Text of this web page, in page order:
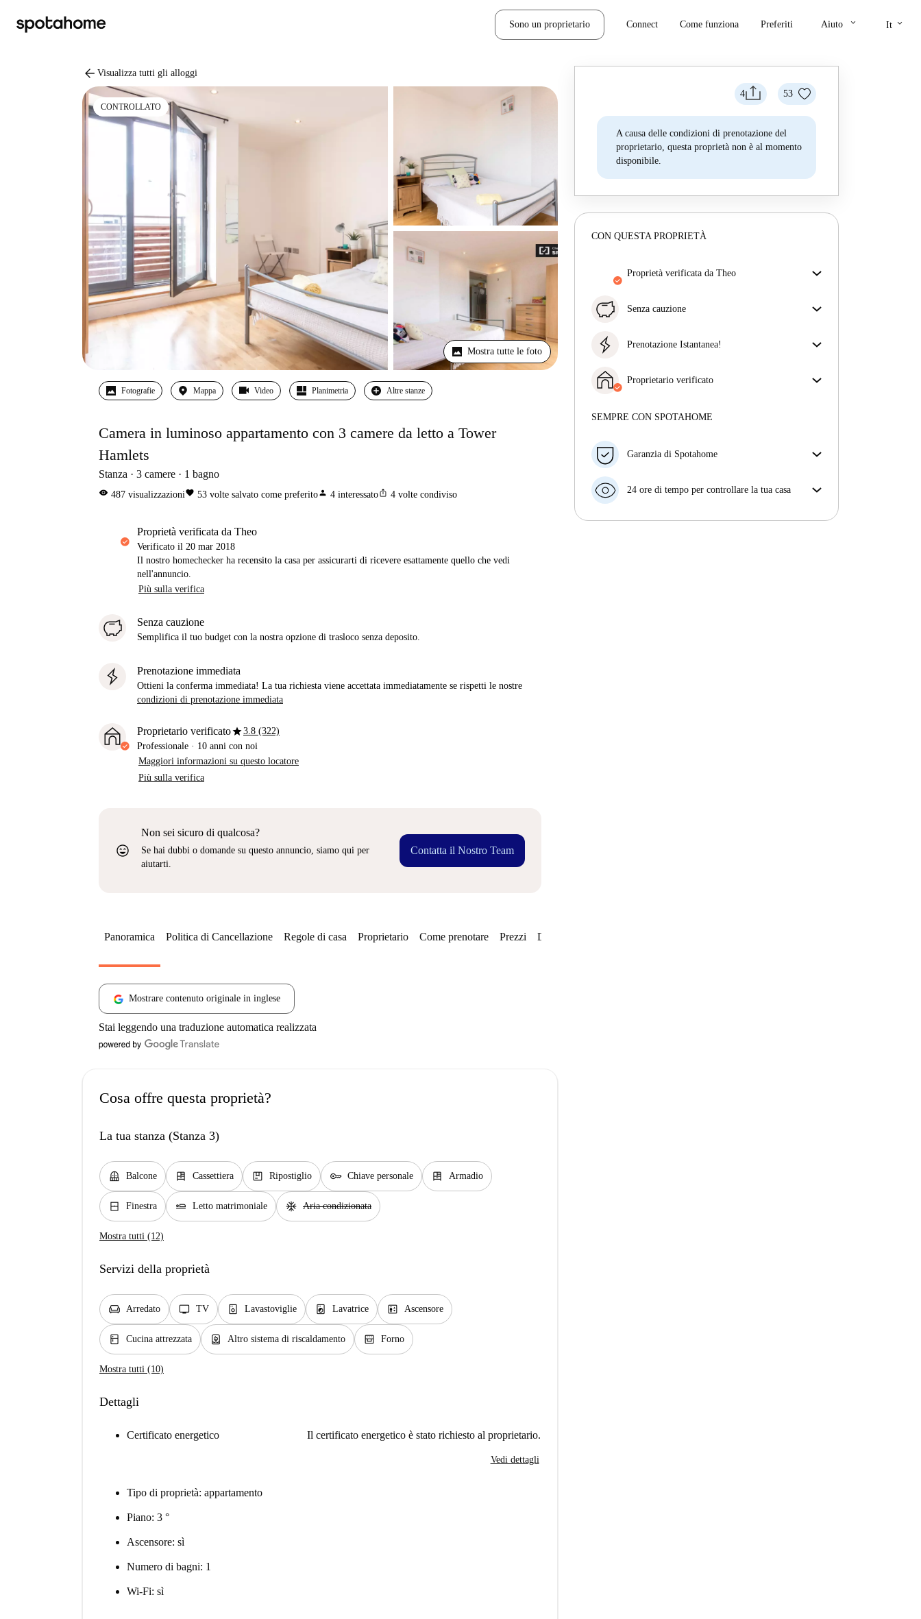
Sono un proprietario Connect Come funziona Preferiti Aiuto keyboard_arrow_down It keyboard_arrow_down
arrow_back Visualizza tutti gli alloggi
CONTROLLATO
Mostra tutte le foto
Fotografie Mappa Video Planimetria Altre stanze
Camera in luminoso appartamento con 3 camere da letto a Tower
Hamlets
Stanza 3 camere 1 bagno
visibility 487 visualizzazionifavorite 53 volte salvato come preferitoperson 4 interessatoios_share 4 volte condiviso
proprietà verificata da Theo
Verificato il 20 mar 2018
Il nostro homechecker ha recensito la casa per assicurarti di ricevere esattamente quello che vedi
nell'annuncio.
Più sulla verifica
Senza cauzione
Semplifica il tuo budget con la nostra opzione di trasloco senza deposito.
Prenotazione immediata
Ottieni la conferma immediata! La tua richiesta viene accettata immediatamente se rispetti le nostre
condizioni di prenotazione immediata
Proprietario verificatostar3.8 (322)
Professionale · 10 anni con noi
Maggiori informazioni su questo locatore
Più sulla verifica
sentiment_very_satisfied
Non sei sicuro di qualcosa?
Se hai dubbi o domande su questo annuncio, siamo qui per
aiutarti.
Contatta il Nostro Team
4 53
A causa delle condizioni di prenotazione del
proprietario, questa proprietà non è al momento
disponibile.
CON QUESTA PROPRIETÀ
proprietà verificata da Theo
assicurarti di ricevere esattamente quello che vedi
Più sulla verifica
Senza cauzione
trasloco senza deposito.
Prenotazione Istantanea!
prenotazione verrà accettata immediatamente se
rispetta
Proprietario verificato
Maggiori informazioni su questo locatore
SEMPRE CON SPOTAHOME
Garanzia di Spotahome
con breve preavviso, noi A) ti pagheremo un hotel e
B) ti rimborseremo totalmente
24 ore di tempo per controllare la tua casa
Panoramica Politica di Cancellazione Regole di casa Proprietario Come prenotare Prezzi Disponibilità
Mostrare contenuto originale in inglese
Stai leggendo una traduzione automatica realizzata
Cosa offre questa proprietà?
La tua stanza (Stanza 3)
balcony Balcone dresser Cassettiera package Ripostiglio key Chiave personale dresser Armadio
window_closed Finestra airline_seat_flat Letto matrimoniale ac_unit Aria condizionata
Mostra tutti (12)
Servizi della proprietà
chair Arredato tv TV dishwasher_gen Lavastoviglie local_laundry_service Lavatrice elevator Ascensore
kitchen Cucina attrezzata water_heater Altro sistema di riscaldamento oven_gen Forno
Mostra tutti (10)
Dettagli
Certificato energetico Il certificato energetico è stato richiesto al proprietario.
Vedi dettagli
Tipo di proprietà: appartamento
Piano: 3 °
Ascensore: sì
Numero di bagni: 1
Wi-Fi: sì